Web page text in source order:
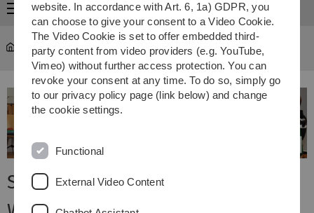
Menu
Musisches Zentrum ... Samba Percussion "Gato Sorriso"
Sambagruppe "Gato Sorriso"
website. In accordance with Art. 6, 1a) GDPR, you
can choose to give your consent to a Video Cookie.
The Video Cookie is set to offer embedded third-
party content from video providers (e.g. YouTube,
Vimeo) without further access protection. You can
revoke your consent at any time. To do so, simply go
to our privacy policy page (link below) and change
the cookie settings.
Functional
External Video Content